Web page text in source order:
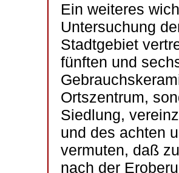
Ein weiteres
Untersuchung
Stadtgebiet
fünften und
Ortszentrum,
Siedlung,
und des achten
vermuten, daß
nach der